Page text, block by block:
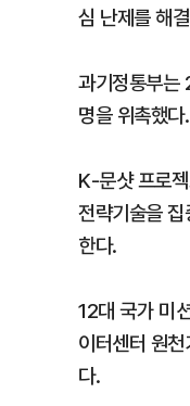
심 난제를 해
과기정통부는
명을 위촉했
K-문샷 프로
전략기술을
한다.
12대 국가 미
이터센터 원
다.